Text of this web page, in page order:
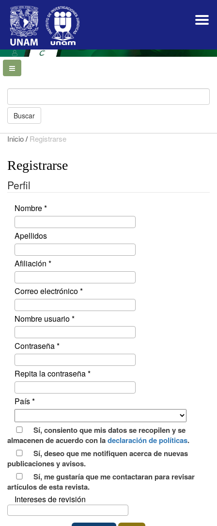
Navegación
principal
Contenido
principal
Barra
lateral
Buscar
Inicio/ Registrarse
Registrarse
Perfil
Nombre*Obligatorio
Apellidos
Afiliación *Obligatorio
Correo electrónico*Obligatorio
Nombre usuario*Obligatorio
Contraseña*Obligatorio
Repita la contraseña*Obligatorio
País*Obligatorio
Opciones
de
privacidad
almacenen de acuerdo con ladeclaración de políticas.
publicaciones y avisos.
artículos de esta revista.
Intereses de revisión